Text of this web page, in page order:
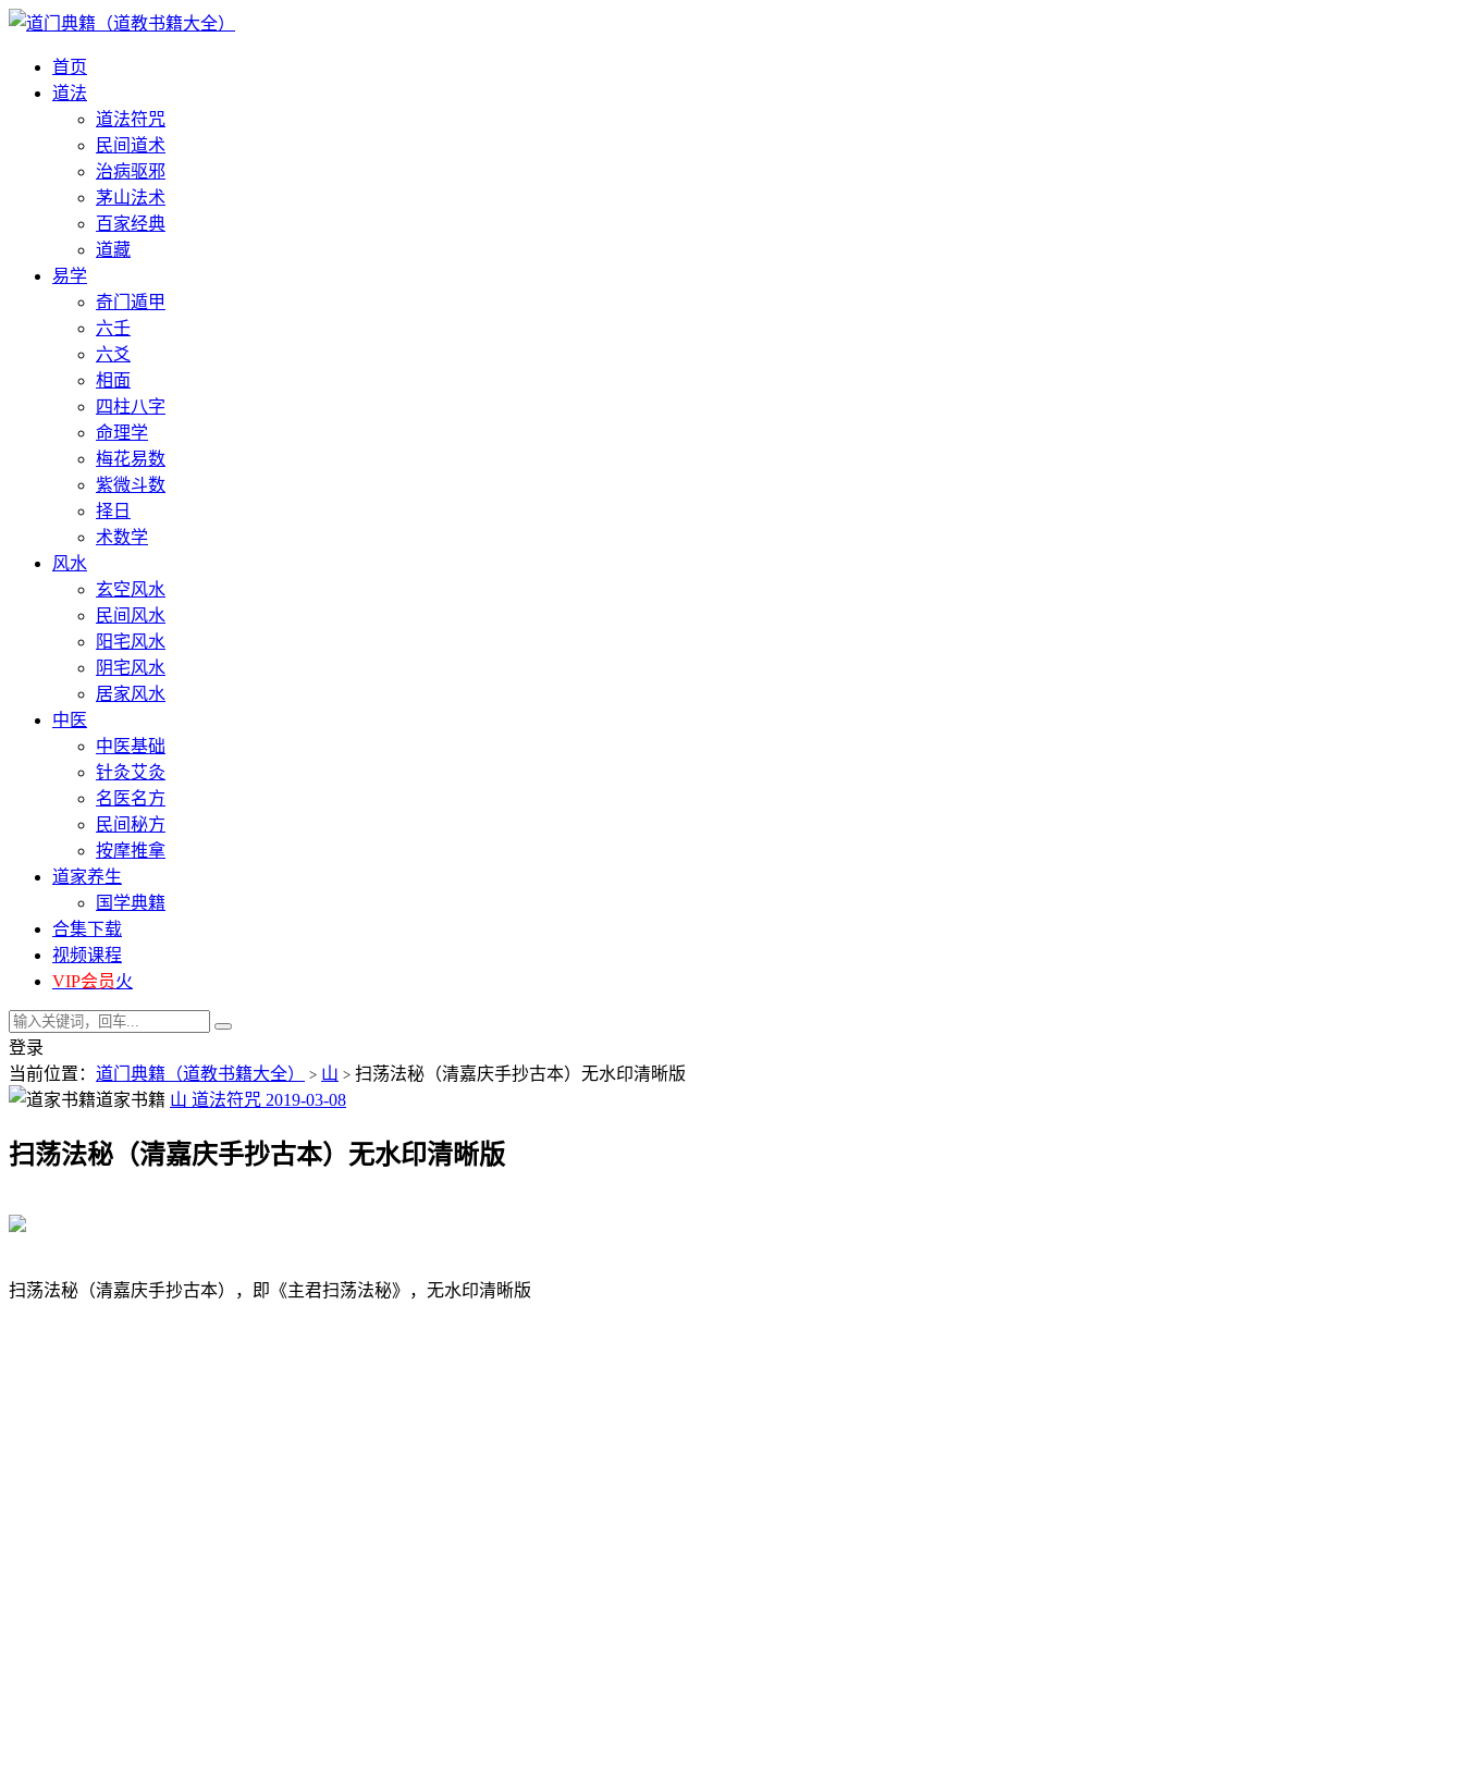
首页
道法
道法符咒
民间道术
治病驱邪
茅山法术
百家经典
道藏
易学
奇门遁甲
六壬
六爻
相面
四柱八字
命理学
梅花易数
紫微斗数
择日
术数学
风水
玄空风水
民间风水
阳宅风水
阴宅风水
居家风水
中医
中医基础
针灸艾灸
名医名方
民间秘方
按摩推拿
道家养生
国学典籍
合集下载
视频课程
VIP会员火
登录
当前位置： 道门典籍（道教书籍大全） > 山 > 扫荡法秘（清嘉庆手抄古本）无水印清晰版
道家书籍 山 道法符咒 2019-03-08
扫荡法秘（清嘉庆手抄古本）无水印清晰版
扫荡法秘（清嘉庆手抄古本），即《主君扫荡法秘》，无水印清晰版